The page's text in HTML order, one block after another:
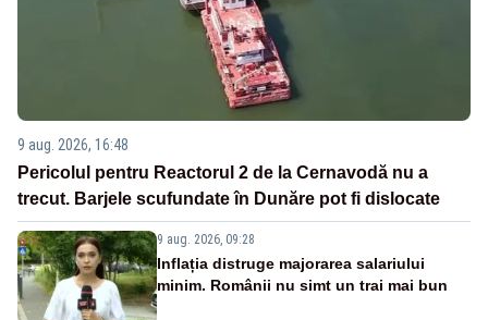
9 aug. 2026, 16:48
Pericolul pentru Reactorul 2 de la Cernavodă nu a
trecut. Barjele scufundate în Dunăre pot fi dislocate
9 aug. 2026, 09:28
Inflația distruge majorarea salariului
minim. Românii nu simt un trai mai bun